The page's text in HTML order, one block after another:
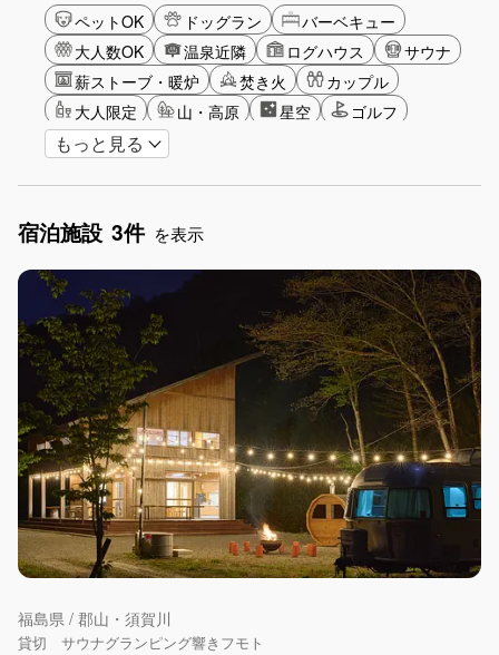
ペットOK ドッグラン
バーベキュー
大人数OK
温泉近隣 ログハウス
サウナ
薪ストーブ・暖炉
焚き火
カップル
大人限定
山・高原 星空
ゴルフ
ガーデニング
もっと見る
宿泊施設 3件 を表示
福島県 / 郡山・須賀川
貸切 サウナグランピング響きフモト